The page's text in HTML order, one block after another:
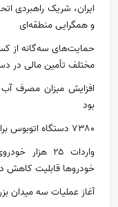
ایران، شریک راهبردی
و همگرایی منطقه‌ای
حمایت‌های سه‌گانه از
مختلف تأمین مالی در
افزایش میزان مصرف
بود
۷۳۸۰ دستگاه اتوبوس برای جابه‌جایی زائران اربعین به کارگیری شد
خودرو‌ها قابلیت کاهش
آغاز عملیات سه میدان